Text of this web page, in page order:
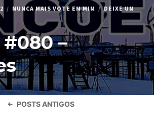
NUNCA MAIS VOTE EM MIM
DEIXE UM
–
POSTS ANTIGOS